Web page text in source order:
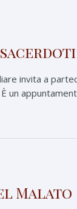
sacerdoti
invita a
un
Malato